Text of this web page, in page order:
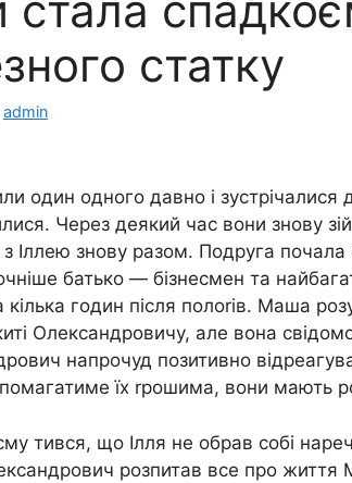
статку
admin
один одного давно і
Через деякий час вони знову
Іллею знову разом. Подруга
батько — бізнесмен та
годин після полоrів. Маша
Олександровичу, але вона
напрочуд позитивно
їх rрошима, вони мають
тився, що Ілля не обрав собі
розпитав все про життя